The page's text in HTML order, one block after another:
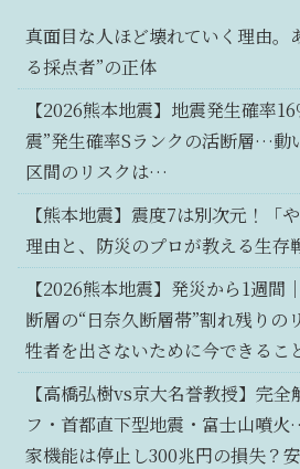
真面目な人ほど壊れていく理由。
る採点者”の正体
【2026熊本地震】地震発生確率
震”発生確率Sランクの活断層…動
区間のリスクは…
【熊本地震】震度7は別次元！「
理由と、防災のプロが教える生
【2026熊本地震】発災から1週間
断層の“日奈久断層帯”割れ残り
牲者を出さないために今できるこ
【高橋弘樹vs京大名誉教授】完
フ・首都直下型地震・富士山噴
家機能は停止し300兆円の損失？